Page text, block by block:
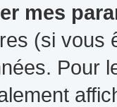
mes
(si vous
Pour